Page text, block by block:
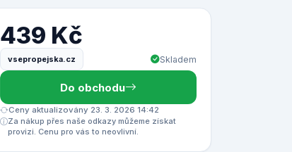
439 Kč
vsepropejska.cz Skladem
Do obchodu
Ceny aktualizovány 23. 3. 2026 14:42
Za nákup přes naše odkazy můžeme získat
provizi. Cenu pro vás to neovlivní.